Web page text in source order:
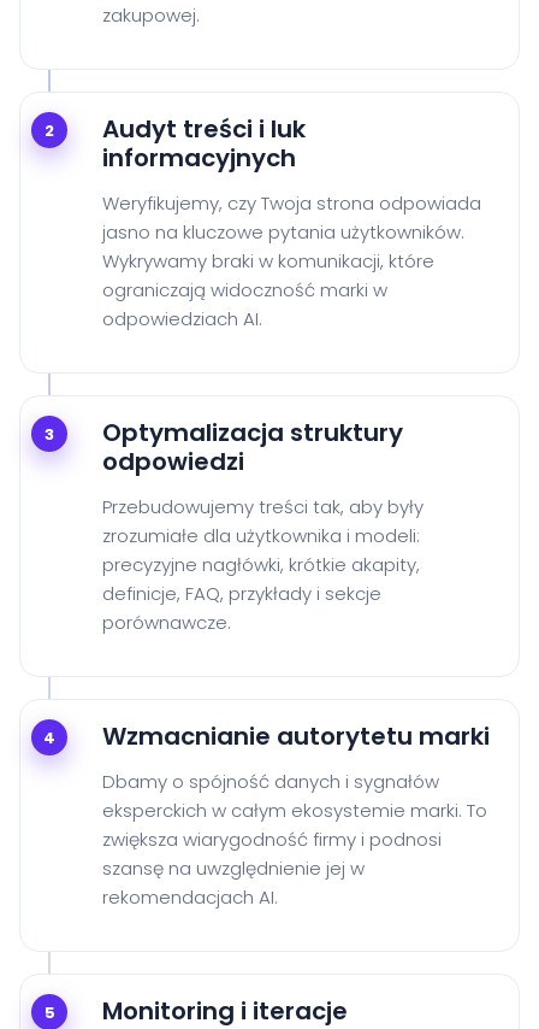
zakupowej.
2
Audyt treści i luk
informacyjnych
Weryfikujemy, czy Twoja strona odpowiada
jasno na kluczowe pytania użytkowników.
Wykrywamy braki w komunikacji, które
ograniczają widoczność marki w
odpowiedziach AI.
3
Optymalizacja struktury
odpowiedzi
Przebudowujemy treści tak, aby były
zrozumiałe dla użytkownika i modeli:
precyzyjne nagłówki, krótkie akapity,
definicje, FAQ, przykłady i sekcje
porównawcze.
4 Wzmacnianie autorytetu marki
Dbamy o spójność danych i sygnałów
eksperckich w całym ekosystemie marki. To
zwiększa wiarygodność firmy i podnosi
szansę na uwzględnienie jej w
rekomendacjach AI.
5 Monitoring i iteracje